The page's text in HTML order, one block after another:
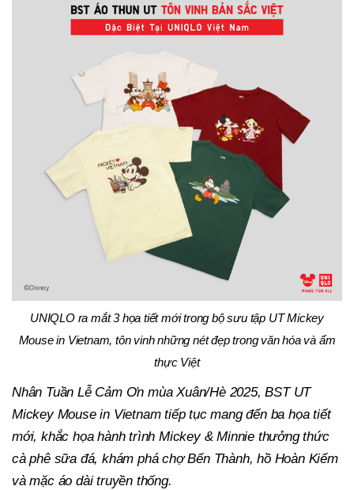
UNIQLO ra mắt 3 họa tiết mới trong bộ sưu tập UT Mickey
Mouse in Vietnam, tôn vinh những nét đẹp trong văn hóa và ẩm
thực Việt
Nhân Tuần Lễ Cảm Ơn mùa Xuân/Hè 2025, BST UT
Mickey Mouse in Vietnam tiếp tục mang đến ba họa tiết
mới, khắc họa hành trình Mickey & Minnie thưởng thức
cà phê sữa đá, khám phá chợ Bến Thành, hồ Hoàn Kiếm
và mặc áo dài truyền thống.